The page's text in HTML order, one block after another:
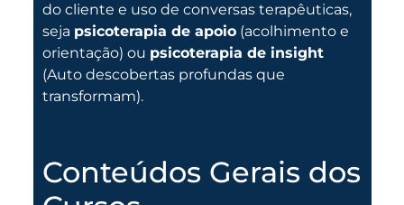
do cliente e uso de conversas terapêuticas,
seja psicoterapia de apoio(acolhimento e
orientação) ou psicoterapia de insight
(Auto descobertas profundas que
transformam).
Conteúdos Gerais dos